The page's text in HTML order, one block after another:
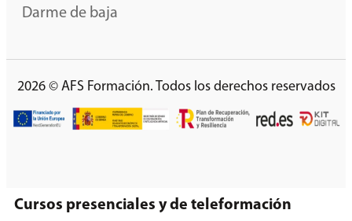
Darme de baja
2026 © AFS Formación. Todos los derechos reservados
Cursos presenciales y de teleformación